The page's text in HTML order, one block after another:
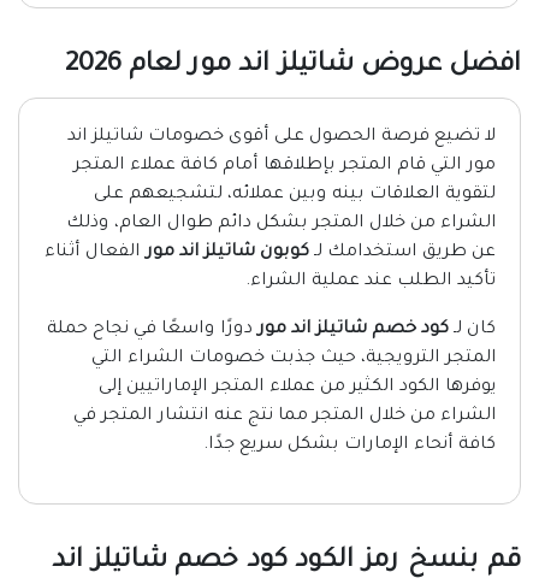
افضل عروض شاتيلز اند مور لعام 2026
لا تضيع فرصة الحصول على أقوى خصومات شاتيلز اند
مور التي قام المتجر بإطلاقها أمام كافة عملاء المتجر
لتقوية العلاقات بينه وبين عملائه، لتشجيعهم على
الشراء من خلال المتجر بشكل دائم طوال العام، وذلك
عن طريق استخدامك لـ كوبون شاتيلز اند مورالفعال أثناء
تأكيد الطلب عند عملية الشراء.
كان لـ كود خصم شاتيلز اند موردورًا واسعًا في نجاح حملة
المتجر الترويجية، حيث جذبت خصومات الشراء التي
يوفرها الكود الكثير من عملاء المتجر الإماراتيين إلى
الشراء من خلال المتجر مما نتج عنه انتشار المتجر في
كافة أنحاء الإمارات بشكل سريع جدًا.
قم بنسخ رمز الكود كود خصم شاتيلز اند